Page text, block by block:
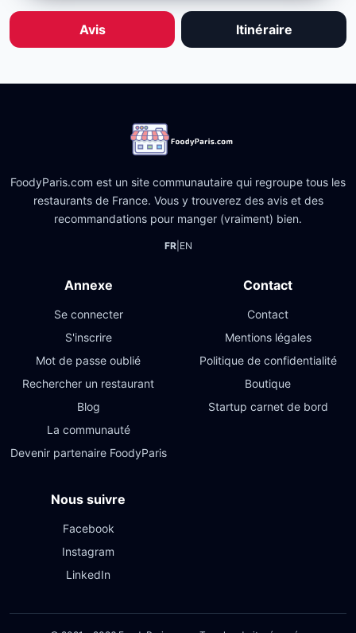
Avis Itinéraire
FoodyParis.com est un site communautaire qui regroupe tous les
restaurants de France. Vous y trouverez des avis et des
recommandations pour manger (vraiment) bien.
FR| EN
Annexe
Se connecter
S'inscrire
Mot de passe oublié
Rechercher un restaurant
Blog
La communauté
Devenir partenaire FoodyParis
Contact
Contact
Mentions légales
Politique de confidentialité
Boutique
Startup carnet de bord
Nous suivre
Facebook
Instagram
LinkedIn